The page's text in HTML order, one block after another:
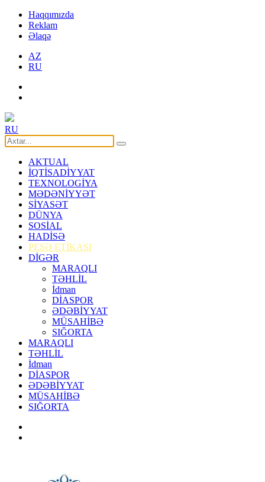
Haqqımızda
Reklam
Əlaqə
AZ
RU
RU
AKTUAL
İQTİSADİYYAT
TEXNOLOGİYA
MƏDƏNİYYƏT
SİYASƏT
DÜNYA
SOSİAL
HADİSƏ
PEŞƏ ETİKASI
DİGƏR
MARAQLI
TƏHLİL
İdman
DİASPOR
ƏDƏBİYYAT
MÜSAHİBƏ
SIĞORTA
MARAQLI
TƏHLİL
İdman
DİASPOR
ƏDƏBİYYAT
MÜSAHİBƏ
SIĞORTA